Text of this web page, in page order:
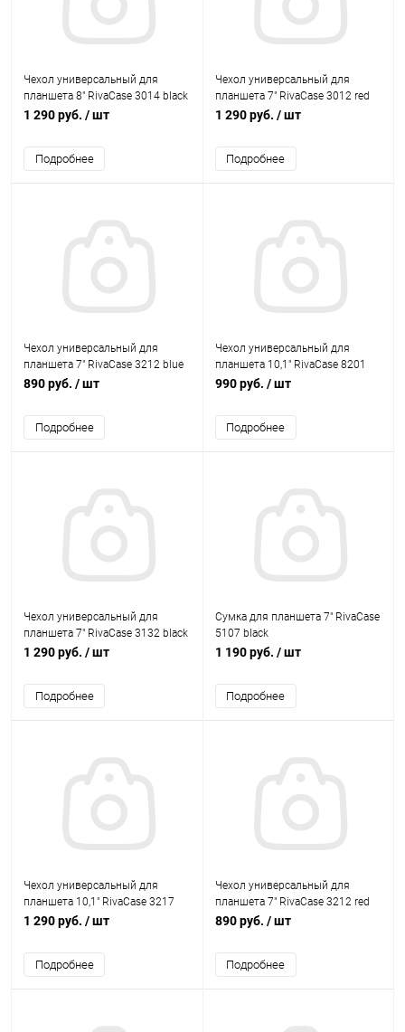
Чехол универсальный для
планшета 8" RivaCase 3014 black
1 290 руб. / шт
Подробнее
Чехол универсальный для
планшета 7" RivaCase 3012 red
1 290 руб. / шт
Подробнее
Чехол универсальный для
планшета 7" RivaCase 3212 blue
890 руб. / шт
Подробнее
Чехол универсальный для
планшета 10,1" RivaCase 8201
purple
990 руб. / шт
Подробнее
Чехол универсальный для
планшета 7" RivaCase 3132 black
1 290 руб. / шт
Подробнее
Сумка для планшета 7" RivaCase
5107 black
1 190 руб. / шт
Подробнее
Чехол универсальный для
планшета 10,1" RivaCase 3217
red
1 290 руб. / шт
Подробнее
Чехол универсальный для
планшета 7" RivaCase 3212 red
890 руб. / шт
Подробнее